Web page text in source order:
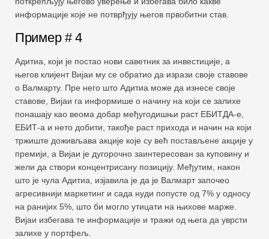
информације које не потврђују његов првобитни став.
Пример # 4
Адитиа, који је постао нови саветник за инвестиције, а
његов клијент Вијаи му се обратио да изрази своје ставове
о Валмарту. Пре него што Адитиа може да изнесе своје
ставове, Вијаи га информише о начину на који се залихе
понашају као веома добар међугодишњи раст ЕБИТДА-е,
ЕБИТ-а и нето добити, такође раст прихода и начин на који
тржиште доживљава акције које су већ постављене акције у
премији, а Вијаи је дугорочно заинтересован за куповину и
жели да створи концентрисану позицију. Међутим, након
што је чула Адитиа, изјавила је да је Валмарт започео
агресивнији маркетинг и сада нуди попусте од 7% у односу
на ранијих 5%, што би могло утицати на њихове марже.
Вијаи избегава те информације и тражи од њега да уврсти
залихе у портфељ.